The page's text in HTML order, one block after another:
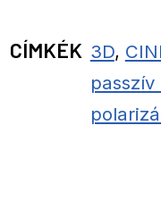
CÍMKÉK 3D,
passzív